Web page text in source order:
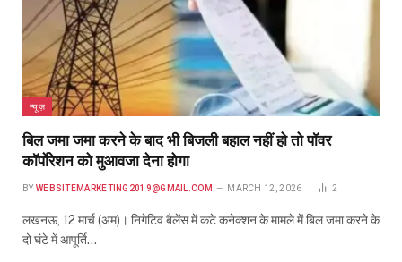
न्यूज़
बिल जमा जमा करने के बाद भी बिजली बहाल नहीं हो तो पॉवर
कॉर्पाेरेशन को मुआवजा देना होगा
BY WEBSITEMARKETING2019@GMAIL.COM MARCH 12, 2026 2
लखनऊ, 12 मार्च (अम)। निगेटिव बैलेंस में कटे कनेक्शन के मामले में बिल जमा करने के
दो घंटे में आपूर्ति…